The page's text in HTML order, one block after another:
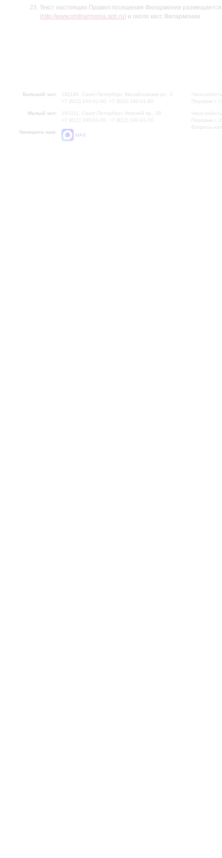
Текст настоящих Правил посещения Филармонии
(http://www.philharmonia.spb.ru) и около касс Филармонии.
Большой зал:
191186, Санкт-Петербург, Михайловская ул., 2
+7 (812) 240-01-00, +7 (812) 240-01-80
Малый зал:
191011, Санкт-Петербург, Невский пр., 30
+7 (812) 240-01-00, +7 (812) 240-01-70
Напишите нам:
MAX
Часы
Перерыв с
Часы
Перерыв с
Вопросы